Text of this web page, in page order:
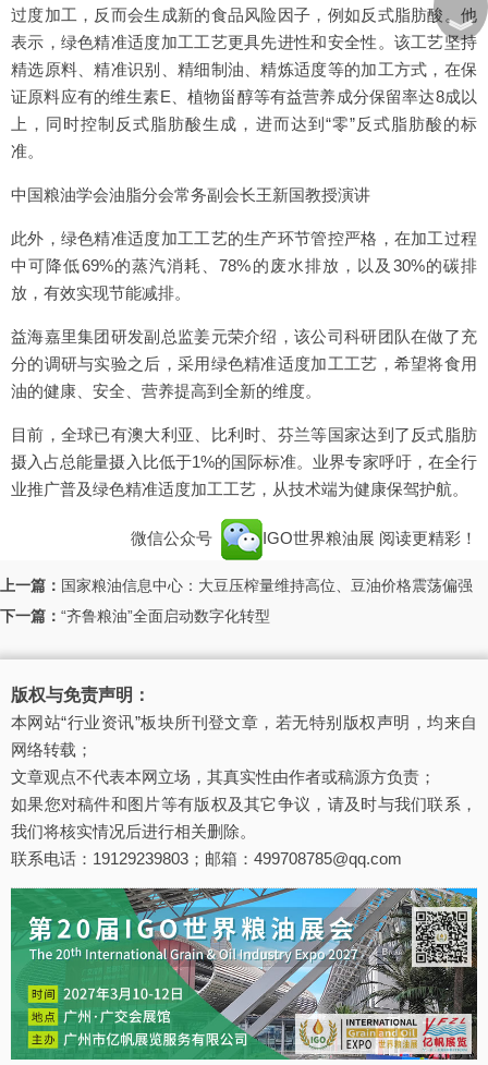
过度加工，反而会生成新的食品风险因子，例如反式脂肪酸。他
表示，绿色精准适度加工工艺更具先进性和安全性。该工艺坚持
精选原料、精准识别、精细制油、精炼适度等的加工方式，在保
证原料应有的维生素E、植物甾醇等有益营养成分保留率达8成以
上，同时控制反式脂肪酸生成，进而达到“零”反式脂肪酸的标
准。
中国粮油学会油脂分会常务副会长王新国教授演讲
此外，绿色精准适度加工工艺的生产环节管控严格，在加工过程
中可降低69%的蒸汽消耗、78%的废水排放，以及30%的碳排
放，有效实现节能减排。
益海嘉里集团研发副总监姜元荣介绍，该公司科研团队在做了充
分的调研与实验之后，采用绿色精准适度加工工艺，希望将食用
油的健康、安全、营养提高到全新的维度。
目前，全球已有澳大利亚、比利时、芬兰等国家达到了反式脂肪
摄入占总能量摄入比低于1%的国际标准。业界专家呼吁，在全行
业推广普及绿色精准适度加工工艺，从技术端为健康保驾护航。
微信公众号 IGO世界粮油展 阅读更精彩！
上一篇： 国家粮油信息中心：大豆压榨量维持高位、豆油价格震荡偏强
下一篇： “齐鲁粮油”全面启动数字化转型
版权与免责声明：
本网站“行业资讯”板块所刊登文章，若无特别版权声明，均来自
网络转载；
文章观点不代表本网立场，其真实性由作者或稿源方负责；
如果您对稿件和图片等有版权及其它争议，请及时与我们联系，
我们将核实情况后进行相关删除。
联系电话：19129239803；邮箱：499708785@qq.com
︾